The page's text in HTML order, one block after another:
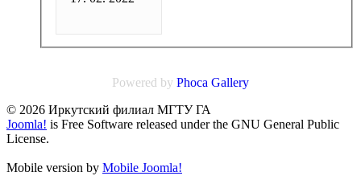
Powered by Phoca Gallery
© 2026 Иркутский филиал МГТУ ГА
Joomla! is Free Software released under the GNU General Public
License.
Mobile version by Mobile Joomla!